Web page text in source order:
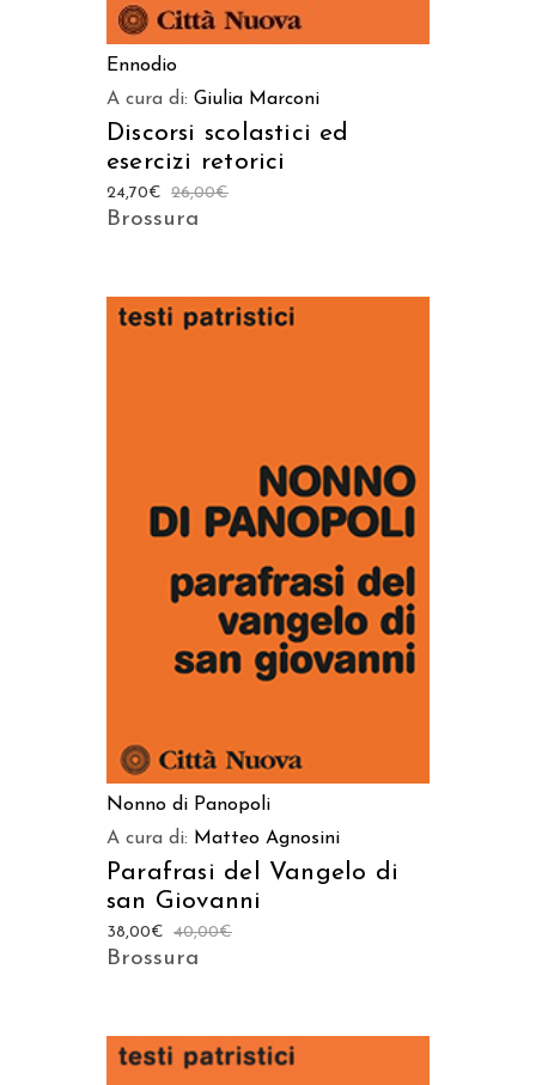
Ennodio
A cura di: Giulia Marconi
Discorsi scolastici ed
esercizi retorici
26,00€
24,70€
Brossura
AGGIUNGI AL CARRELLO
Nonno di Panopoli
A cura di: Matteo Agnosini
Parafrasi del Vangelo di
san Giovanni
40,00€
38,00€
Brossura